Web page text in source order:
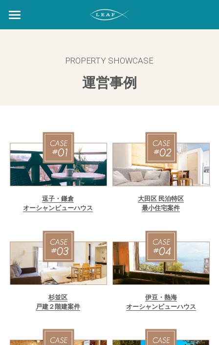
サービス
PROPERTY SHOWCASE
運営事例
逗子・鎌倉
オーシャンビューハウス
大田区 民泊特区
最小住宅案件
杉並区
戸建２階建案件
伊豆・熱海
オーシャンビューハウス